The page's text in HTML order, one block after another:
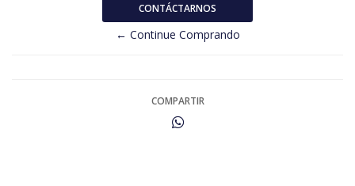
CONTÁCTARNOS
← Continue Comprando
COMPARTIR